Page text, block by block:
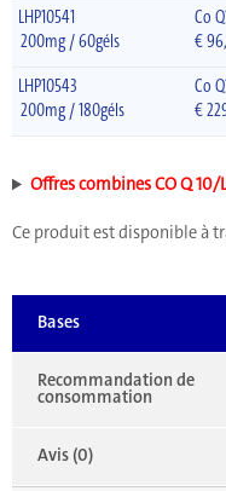
LHP10541
Co
200mg / 60géls
€
LHP10543
Co
200mg / 180géls
€
Offres combines CO Q
Ce produit est disponible à
Bases
Recommandation de
consommation
Avis (0)